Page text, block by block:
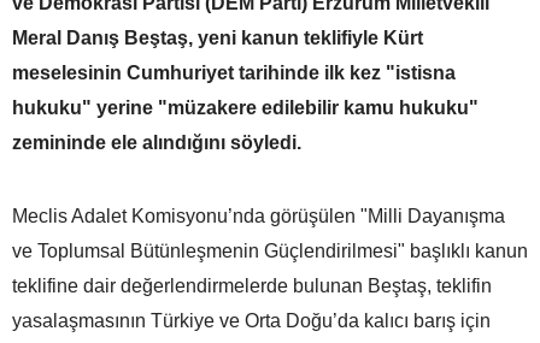
Meral Danış Beştaş, yeni kanun teklifiyle Kürt
meselesinin Cumhuriyet tarihinde ilk kez "istisna
hukuku" yerine "müzakere edilebilir kamu hukuku"
zemininde ele alındığını söyledi.
Meclis Adalet Komisyonu’nda görüşülen "Milli Dayanışma
ve Toplumsal Bütünleşmenin Güçlendirilmesi" başlıklı kanun
teklifine dair değerlendirmelerde bulunan Beştaş, teklifin
yasalaşmasının Türkiye ve Orta Doğu’da kalıcı barış için